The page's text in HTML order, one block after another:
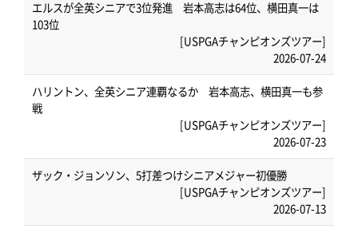
エルスが全英シニアで3位発進 岩本高志は64位、横田真一は
103位
[USPGAチャンピオンズツアー]
2026-07-24
ハリントン、全英シニア連覇なるか 岩本高志、横田真一も参
戦
[USPGAチャンピオンズツアー]
2026-07-23
ザック・ジョンソン、5打差つけシニアメジャー初優勝
[USPGAチャンピオンズツアー]
2026-07-13